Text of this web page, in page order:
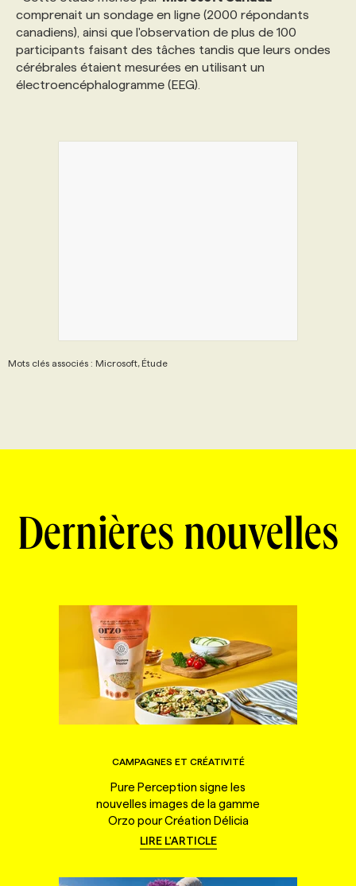
comprenait un sondage en ligne (2000 répondants
canadiens), ainsi que l'observation de plus de 100
participants faisant des tâches tandis que leurs ondes
cérébrales étaient mesurées en utilisant un
électroencéphalogramme (EEG).
Mots clés associés : Microsoft, Étude
Dernières nouvelles
CAMPAGNES ET CRÉATIVITÉ
Pure Perception signe les
nouvelles images de la gamme
Orzo pour Création Délicia
LIRE L'ARTICLE